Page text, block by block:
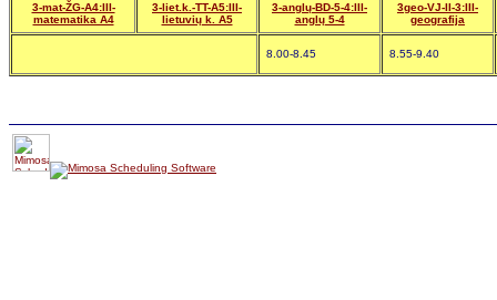
3-mat-ŽG-A4:III-
matematika A4
3-liet.k.-TT-A5:III-
lietuvių k. A5
3-anglų-BD-5-4:III-
anglų 5-4
3geo-VJ-II-3:III-
geografija
8.00-8.45 8.55-9.40